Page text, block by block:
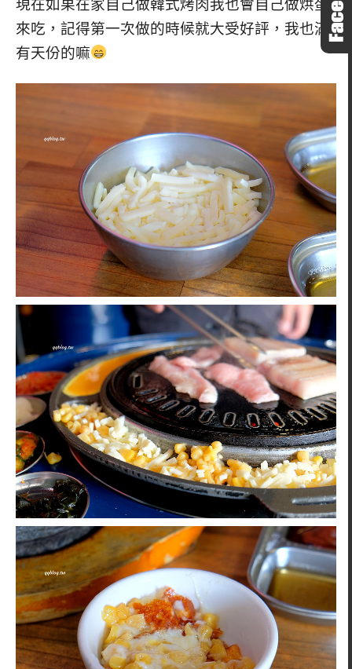
現在如果在家自己做韓式烤肉我也會自己做烘蛋
來吃，記得第一次做的時候就大受好評，我也滿
有天份的嘛